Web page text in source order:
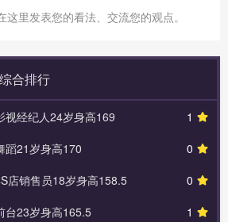
里发表您的看法、交流您的观点。
综合排行
1
视经纪人24岁身高169
0
蹈21岁身高170
0
店销售员18岁身高158.5
1
台23岁身高165.5